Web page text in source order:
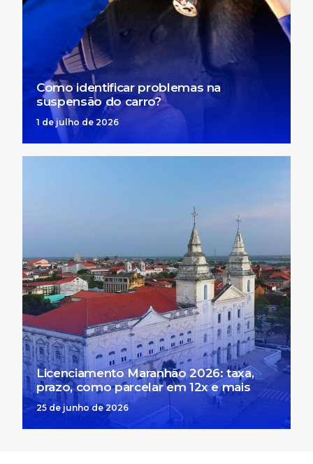
Como identificar problemas na
suspensão do carro?
1 de julho de 2026
Licenciamento Maranhão 2026: taxa,
prazo, como parcelar em 12x e mais
25 de junho de 2026